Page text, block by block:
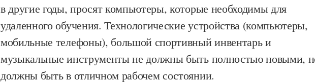
в другие годы, просят компьютеры, которые необходимы для
удаленного обучения. Технологические устройства (компьютеры,
мобильные телефоны), большой спортивный инвентарь и
музыкальные инструменты не должны быть полностью новыми,
должны быть в отличном рабочем состоянии.